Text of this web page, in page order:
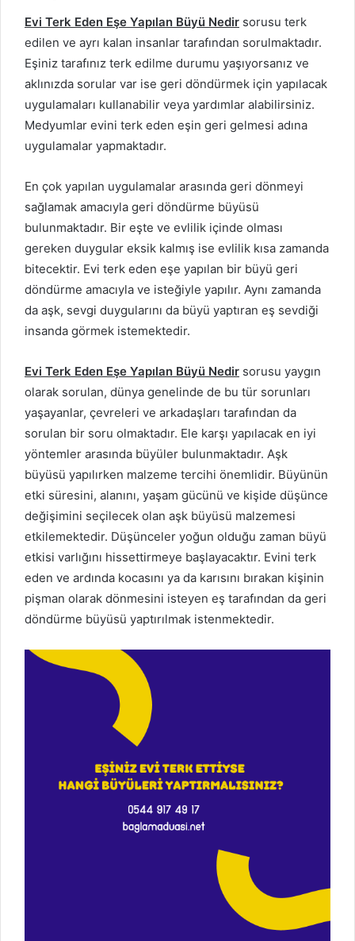
Evi Terk Eden Eşe Yapılan Büyü Nedir sorusu terk
edilen ve ayrı kalan insanlar tarafından sorulmaktadır.
Eşiniz tarafınız terk edilme durumu yaşıyorsanız ve
aklınızda sorular var ise geri döndürmek için yapılacak
uygulamaları kullanabilir veya yardımlar alabilirsiniz.
Medyumlar evini terk eden eşin geri gelmesi adına
uygulamalar yapmaktadır.
En çok yapılan uygulamalar arasında geri dönmeyi
sağlamak amacıyla geri döndürme büyüsü
bulunmaktadır. Bir eşte ve evlilik içinde olması
gereken duygular eksik kalmış ise evlilik kısa zamanda
bitecektir. Evi terk eden eşe yapılan bir büyü geri
döndürme amacıyla ve isteğiyle yapılır. Aynı zamanda
da aşk, sevgi duygularını da büyü yaptıran eş sevdiği
insanda görmek istemektedir.
Evi Terk Eden Eşe Yapılan Büyü Nedir sorusu yaygın
olarak sorulan, dünya genelinde de bu tür sorunları
yaşayanlar, çevreleri ve arkadaşları tarafından da
sorulan bir soru olmaktadır. Ele karşı yapılacak en iyi
yöntemler arasında büyüler bulunmaktadır. Aşk
büyüsü yapılırken malzeme tercihi önemlidir. Büyünün
etki süresini, alanını, yaşam gücünü ve kişide düşünce
değişimini seçilecek olan aşk büyüsü malzemesi
etkilemektedir. Düşünceler yoğun olduğu zaman büyü
etkisi varlığını hissettirmeye başlayacaktır. Evini terk
eden ve ardında kocasını ya da karısını bırakan kişinin
pişman olarak dönmesini isteyen eş tarafından da geri
döndürme büyüsü yaptırılmak istenmektedir.